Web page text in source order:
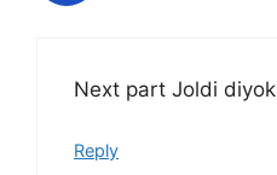
Next part Joldi diyok
Reply